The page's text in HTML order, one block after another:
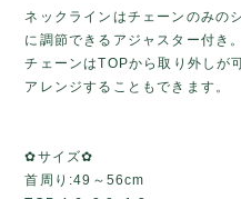
ネックラインはチェーンのみの
に調節できるアジャスター付き。
チェーンはTOPから取り外しが
アレンジすることもできます。
✿サイズ✿
首周り:49～56cm